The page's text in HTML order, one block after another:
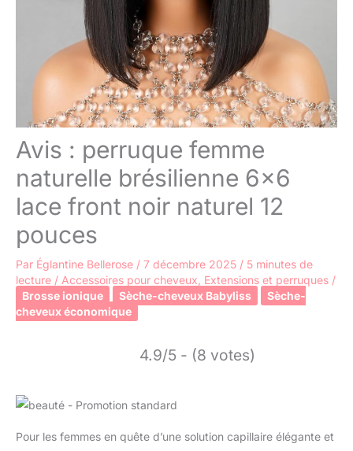
Avis : perruque femme
naturelle brésilienne 6×6
lace front noir naturel 12
pouces
Par Églantine Bellerose / 7 décembre 2025 / 5 minutes de
lecture / Accessoires pour cheveux Extensions et perruques /
Brosse ionique
Sèche-cheveux Babyliss
Sèche-
cheveux économique
4.9/5 - (8 votes)
Pour les femmes en quête d’une solution capillaire élégante et